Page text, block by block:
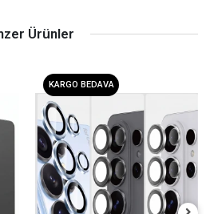
Ürünler
KARGO BEDAVA